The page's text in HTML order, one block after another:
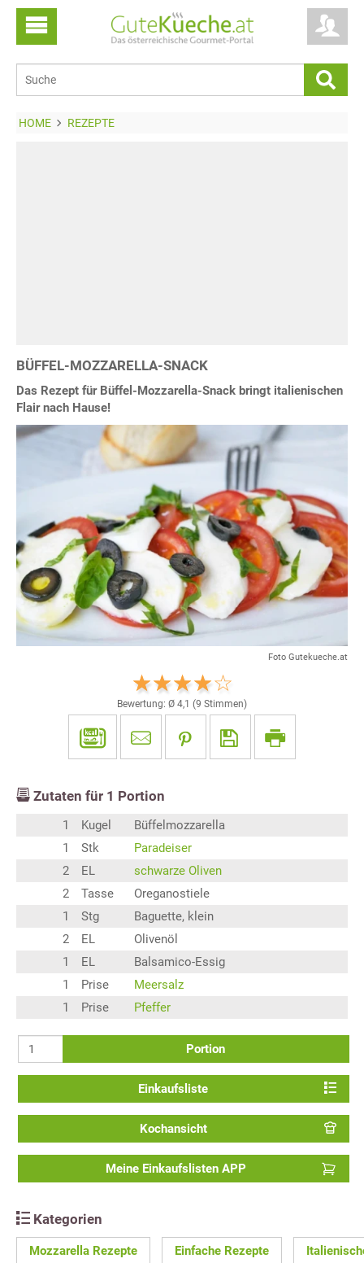
HOME REZEPTE
BÜFFEL-MOZZARELLA-SNACK
Das Rezept für Büffel-Mozzarella-Snack bringt italienischen
Flair nach Hause!
Foto Gutekueche.at
Bewertung: Ø 4,1 (9 Stimmen)
Zutaten für 1 Portion
1 Kugel
Büffelmozzarella
1
Stk
Paradeiser
2
EL
schwarze Oliven
2
Tasse
Oreganostiele
1
Stg
Baguette, klein
2
EL
Olivenöl
1
EL
Balsamico-Essig
1
Prise
Meersalz
1
Prise Pfeffer
Portion
Einkaufsliste
Kochansicht
Meine Einkaufslisten APP
Kategorien
Mozzarella Rezepte Einfache Rezepte